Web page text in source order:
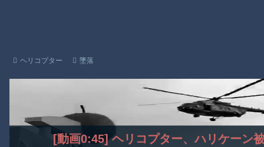
ヘリコプター 墜落
[動画0:45] ヘリコプター、ハリケーン